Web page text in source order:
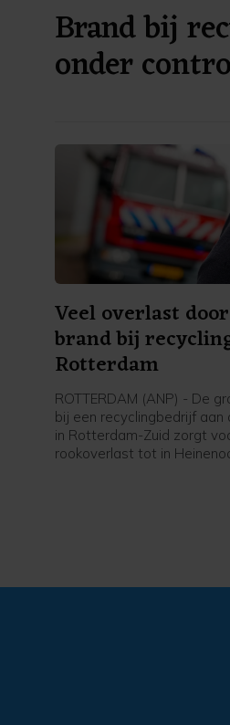
Brand bij
onder
Veel overlast
brand bij
Rotterdam
ROTTERDAM (ANP) - De
bij een recyclingbedrijf aan
in Rotterdam-Zuid zorgt
rookoverlast tot in